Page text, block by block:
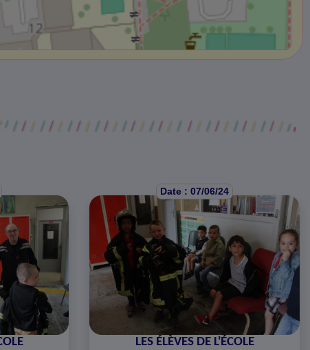
Date : 07/06/24
LES ÉLÈVES DE L'ÉCOLE